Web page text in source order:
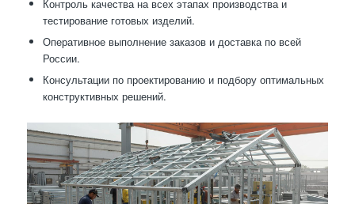
Контроль качества на всех этапах производства и
тестирование готовых изделий.
Оперативное выполнение заказов и доставка по всей
России.
Консультации по проектированию и подбору оптимальных
конструктивных решений.